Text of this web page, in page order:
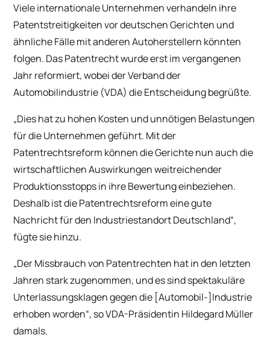
Viele internationale Unternehmen verhandeln ihre
Patentstreitigkeiten vor deutschen Gerichten und
ähnliche Fälle mit anderen Autoherstellern könnten
folgen. Das Patentrecht wurde erst im vergangenen
Jahr reformiert, wobei der Verband der
Automobilindustrie (VDA) die Entscheidung begrüßte.
„Dies hat zu hohen Kosten und unnötigen Belastungen
für die Unternehmen geführt. Mit der
Patentrechtsreform können die Gerichte nun auch die
wirtschaftlichen Auswirkungen weitreichender
Produktionsstopps in ihre Bewertung einbeziehen.
Deshalb ist die Patentrechtsreform eine gute
Nachricht für den Industriestandort Deutschland“,
fügte sie hinzu.
„Der Missbrauch von Patentrechten hat in den letzten
Jahren stark zugenommen, und es sind spektakuläre
Unterlassungsklagen gegen die [Automobil-]Industrie
erhoben worden“, so VDA-Präsidentin Hildegard Müller
damals.